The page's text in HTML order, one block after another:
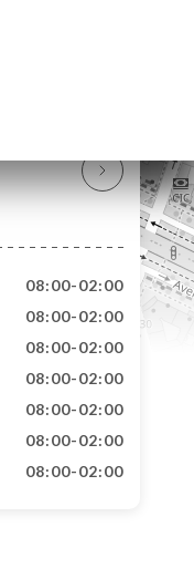
08:00-02:00
08:00-02:00
08:00-02:00
08:00-02:00
08:00-02:00
08:00-02:00
08:00-02:00